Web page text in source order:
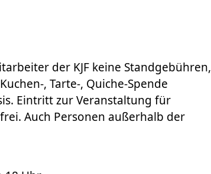
der KJF keine Standgebühren,
, Tarte-, Quiche-Spende
Eintritt zur Veranstaltung für
Auch Personen außerhalb der